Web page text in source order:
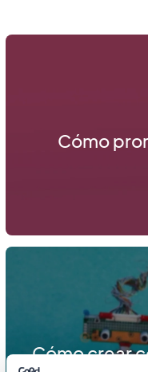
Cómo
Cómo crear